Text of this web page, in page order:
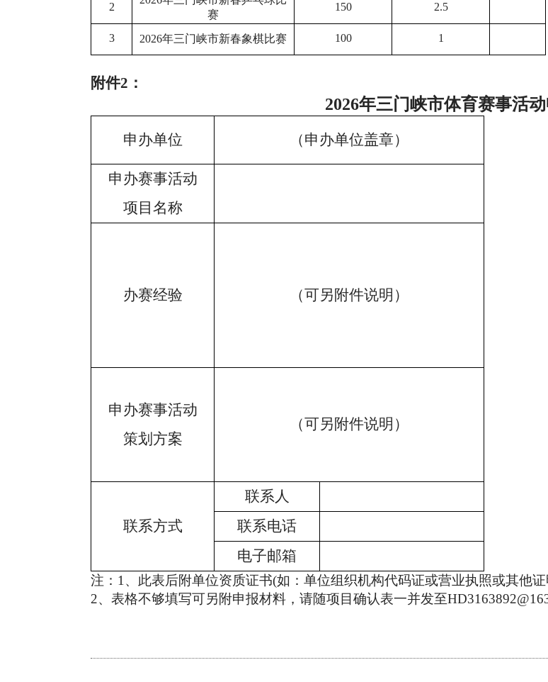
2
赛
150 2.5
3 2026年三门峡市新春象棋比赛 100 1
附件2：
2026年三门峡市体育赛事活
申办单位 （申办单位盖章）
申办赛事活动
项目名称
办赛经验 （可另附件说明）
申办赛事活动
策划方案
（可另附件说明）
联系方式
联系人
联系电话
电子邮箱
注： 1、此表后附单位资质证书(如：单位组织机构代码证或营业执照或其他
2、 表格不够填写可另附申报材料，请随项目确认表一并发至